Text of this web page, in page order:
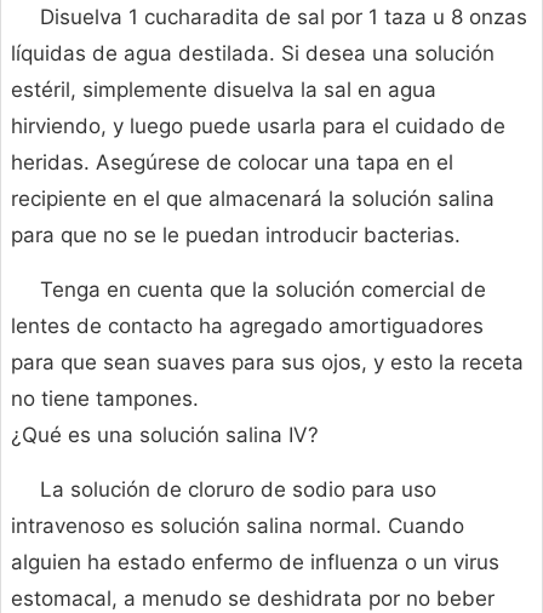
Disuelva 1 cucharadita de sal por 1 taza u 8 onzas
líquidas de agua destilada. Si desea una solución
estéril, simplemente disuelva la sal en agua
hirviendo, y luego puede usarla para el cuidado de
heridas. Asegúrese de colocar una tapa en el
recipiente en el que almacenará la solución salina
para que no se le puedan introducir bacterias.
Tenga en cuenta que la solución comercial de
lentes de contacto ha agregado amortiguadores
para que sean suaves para sus ojos, y esto la receta
no tiene tampones.
¿Qué es una solución salina IV?
La solución de cloruro de sodio para uso
intravenoso es solución salina normal. Cuando
alguien ha estado enfermo de influenza o un virus
estomacal, a menudo se deshidrata por no beber